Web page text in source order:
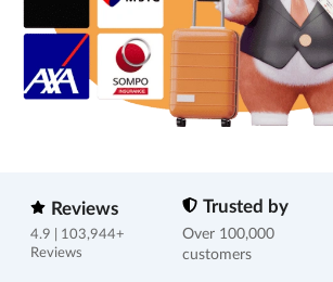
Reviews
4.9 | 103,944+
Reviews
Trusted by
Over 100,000
customers